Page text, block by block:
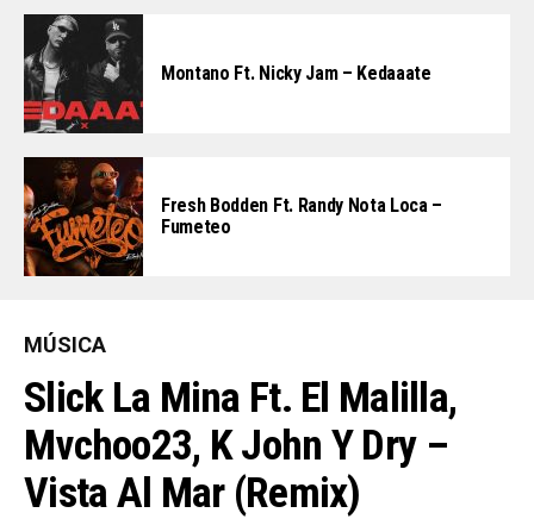
Montano Ft. Nicky Jam – Kedaaate
Fresh Bodden Ft. Randy Nota Loca –
Fumeteo
MÚSICA
Slick La Mina Ft. El Malilla,
Mvchoo23, K John Y Dry –
Vista Al Mar (Remix)